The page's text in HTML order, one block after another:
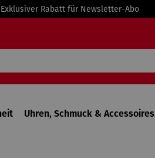
Exklusiver Rabatt für Newsletter-Abo
Uhren, Schmuck & Accessoires